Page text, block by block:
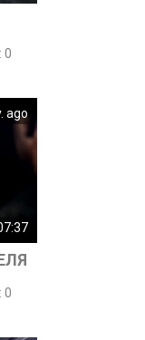
: 0
ago
: 0